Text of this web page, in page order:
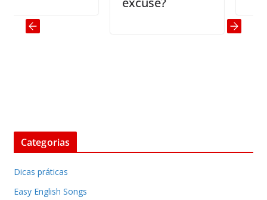
Categorias
Dicas práticas
Easy English Songs